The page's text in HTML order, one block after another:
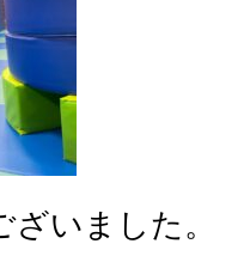
いました。